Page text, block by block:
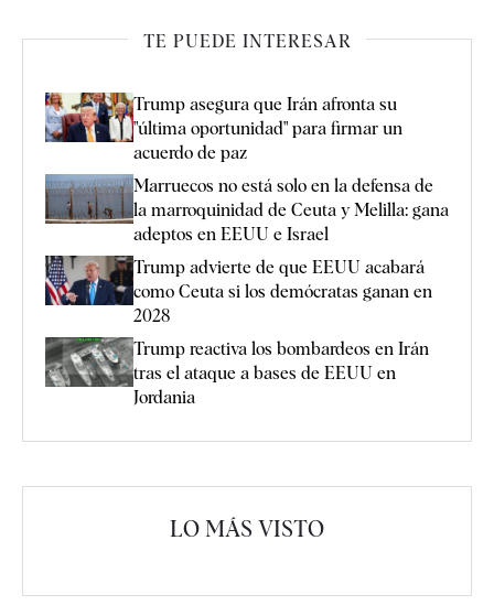
TE PUEDE INTERESAR
Trump asegura que Irán afronta su
"última oportunidad" para firmar un
acuerdo de paz
Marruecos no está solo en la defensa de
la marroquinidad de Ceuta y Melilla: gana
adeptos en EEUU e Israel
Trump advierte de que EEUU acabará
como Ceuta si los demócratas ganan en
2028
Trump reactiva los bombardeos en Irán
tras el ataque a bases de EEUU en
Jordania
LO MÁS VISTO